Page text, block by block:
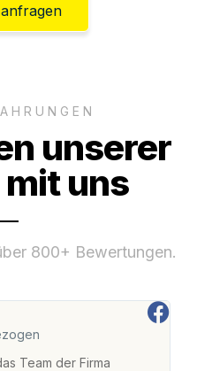
unserer
uns
800+ Bewertungen.
Team der Firma